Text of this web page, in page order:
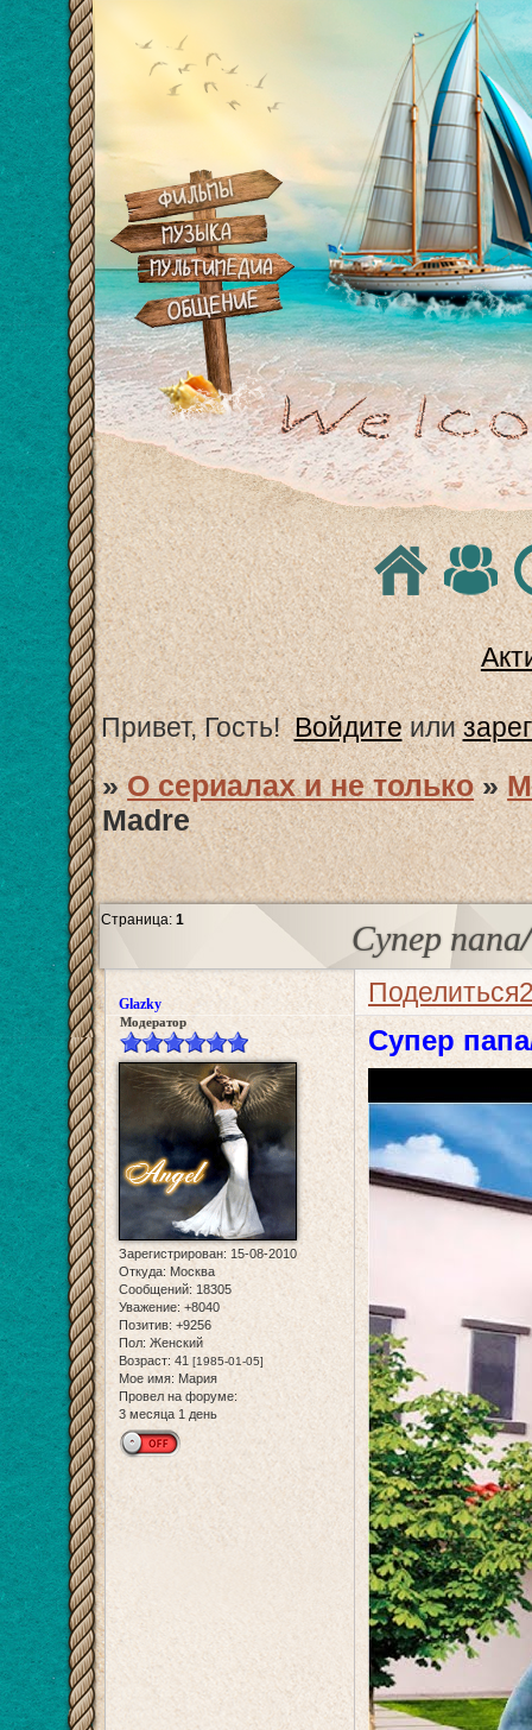
Привет, Гость! Войдитеили
»О сериалах и не только »
Madre
Супер
Страница:1
Поделиться
Glazky
Модератор
Зарегистрирован: 15-08-2010
Откуда: Москва
Сообщений: 18305
Уважение: +8040
Позитив: +9256
Пол: Женский
Возраст: 41 [1985-01-05]
Мое имя: Мария
Провел на форуме:
3 месяца 1 день
Супер